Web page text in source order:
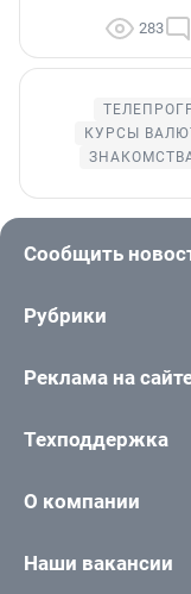
283
КУРСЫ
Сообщить
Рубрики
Реклама на
Техподдержка
О компании
Наши вакансии